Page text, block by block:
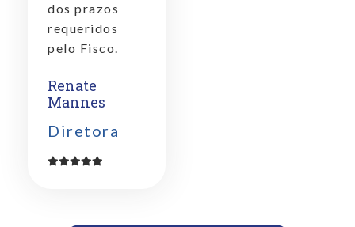
dos prazos
requeridos
pelo Fisco.
Renate
Mannes
Diretora